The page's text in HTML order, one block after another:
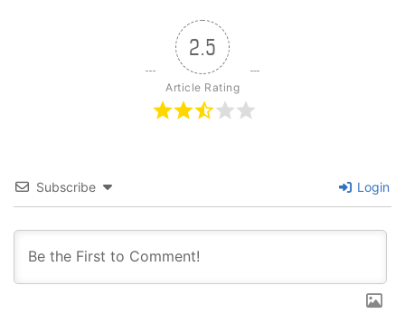
2.5
Article Rating
Subscribe Login